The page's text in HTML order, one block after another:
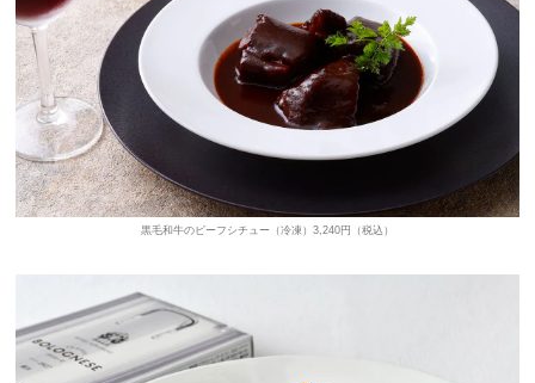
黒毛和牛のビーフシチュー（冷凍）3,240円（税込）